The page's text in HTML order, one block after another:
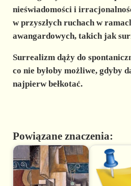
nieświadomości i
w przyszłych ruchach w
awangardowych, takich jak
Surrealizm dąży do
co nie byłoby możliwe, gdyby
najpierw bełkotać.
Powiązane znaczenia: